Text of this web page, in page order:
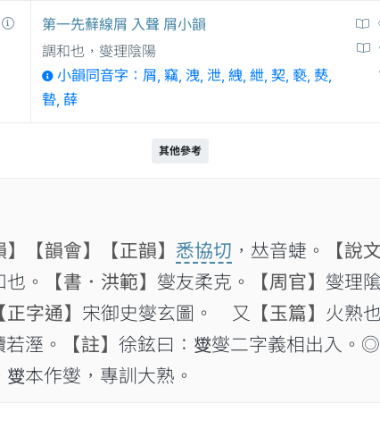
第一先蘚線屑 入聲 屑小韻
調和也，燮理陰陽
小韻同音字：屑, 竊, 洩, 泄, 絏, 紲, 契, 褻, 𤑔,
暬, 薛
其他參考
【韻會】 【正韻】 悉協切 ，𠀤音蜨。
【說
。 【書．洪範】 燮友柔克。 【周官】 燮理
【正字通】 宋御史燮玄圖。 又 【玉篇】 火熟
溼。
【註】 徐鉉曰：𤍛燮二字義相出入。
本作𤏻，專訓大熟。